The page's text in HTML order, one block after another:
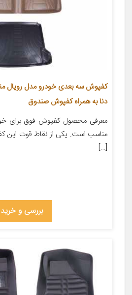
کفپوش سه بعدی خودرو مدل رویال
دنا به همراه کفپوش صندوق
معرفی محصول کفپوش فوق برای
مناسب است. یکی از نقاط قوت این
[…]
بررسی و خرید